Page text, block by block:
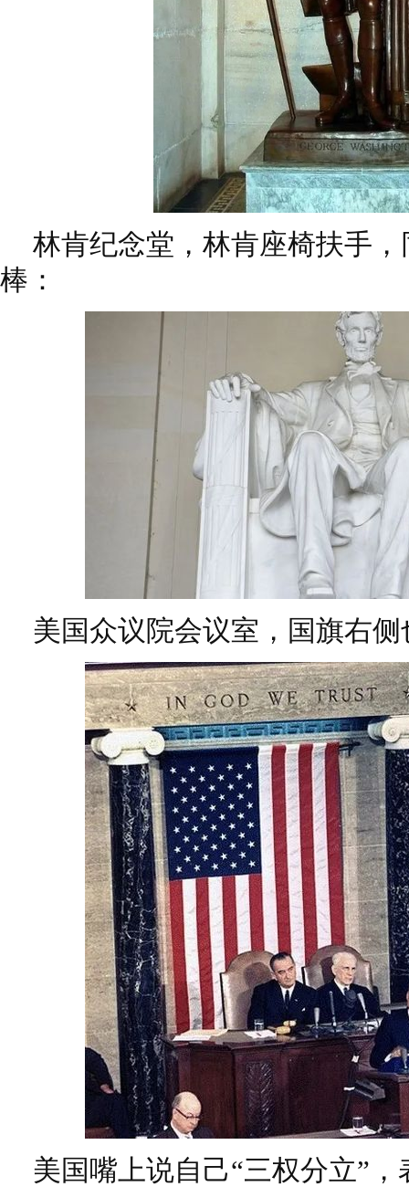
林肯纪念堂，林肯座椅扶手
棒：
美国众议院会议室，国旗右
美国嘴上说自己“三权分立”